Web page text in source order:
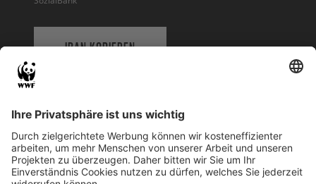
IBAN KOPIEREN
WWF Deutschland
Reinhardtstr. 18